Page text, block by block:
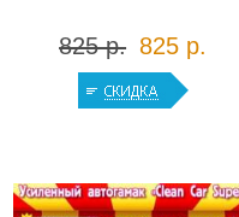
825 р. 825 р.